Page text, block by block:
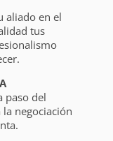
aliado en el
tus
paso del
negociación